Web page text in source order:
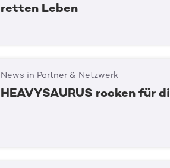
retten Leben
News in Partner & Netzwerk
HEAVYSAURUS rocken für